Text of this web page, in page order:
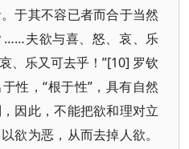
于其不容已者而合于当然
……夫欲与喜、怒、哀、乐
、乐又可去乎！”[10] 罗钦
性，“根于性”，具有自然
因此，不能把欲和理对立
欲为恶，从而去掉人欲。